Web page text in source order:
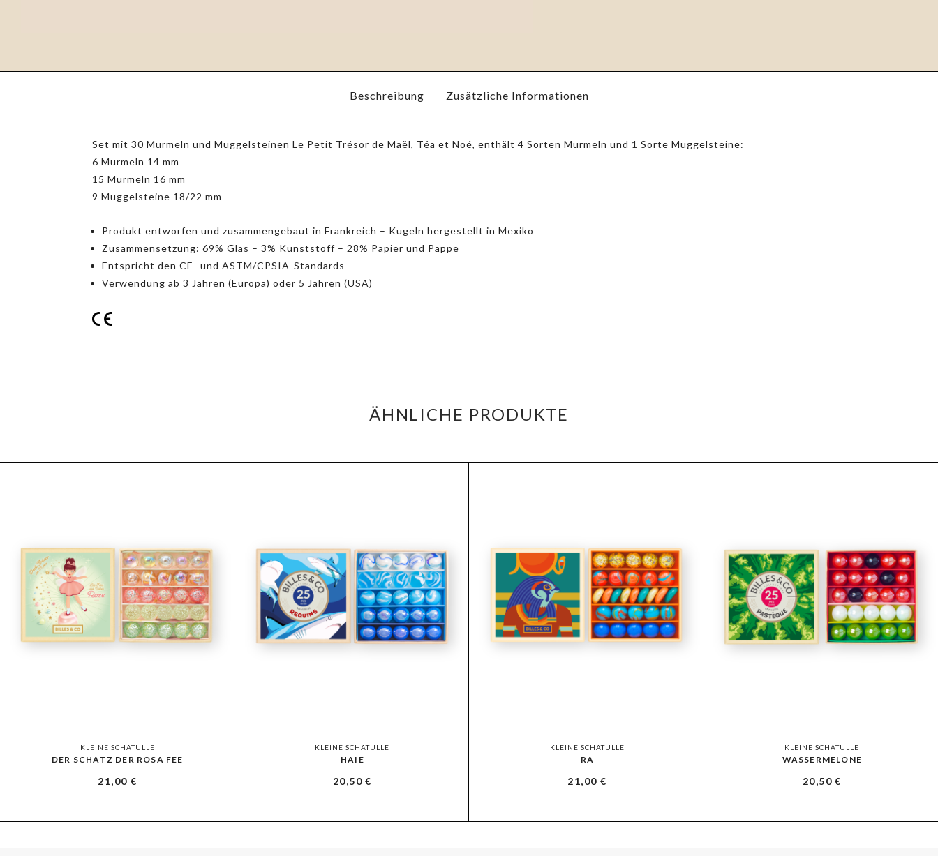
Beschreibung Zusätzliche Informationen
Set mit 30 Murmeln und Muggelsteinen Le Petit Trésor de Maël, Téa et Noé, enthält 4 Sorten Murmeln und 1 Sorte Muggelsteine:
6 Murmeln 14 mm
15 Murmeln 16 mm
9 Muggelsteine 18/22 mm
Produkt entworfen und zusammengebaut in Frankreich – Kugeln hergestellt in Mexiko
Zusammensetzung: 69% Glas – 3% Kunststoff – 28% Papier und Pappe
Entspricht den CE- und ASTM/CPSIA-Standards
Verwendung ab 3 Jahren (Europa) oder 5 Jahren (USA)
ÄHNLICHE PRODUKTE
KLEINE SCHATULLE
DER SCHATZ DER ROSA FEE
21,00 €
KLEINE SCHATULLE
HAIE
20,50€
KLEINE SCHATULLE
RA
21,00 €
KLEINE SCHATULLE
WASSERMELONE
20,50€